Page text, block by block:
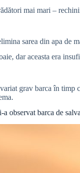
mai mari –
sarea din apa de
dar aceasta era
grav barca în timp
observat barca de